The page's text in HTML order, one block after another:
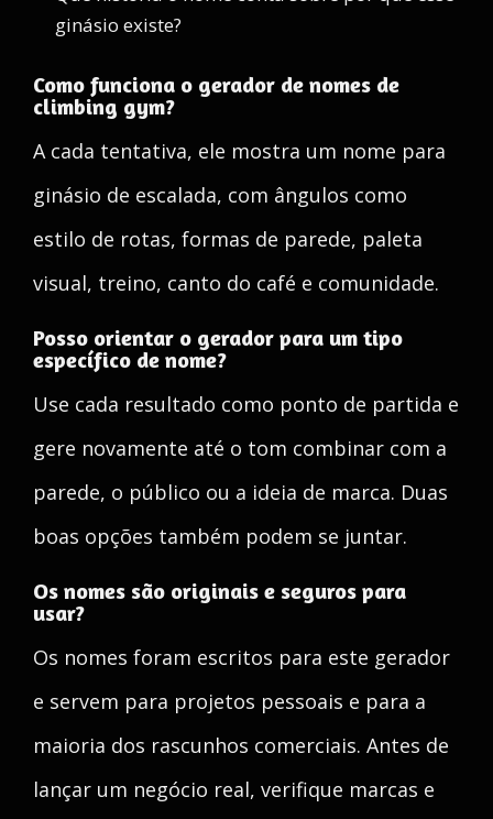
ginásio existe?
Como funciona o gerador de nomes de
climbing gym?
A cada tentativa, ele mostra um nome para
ginásio de escalada, com ângulos como
estilo de rotas, formas de parede, paleta
visual, treino, canto do café e comunidade.
Posso orientar o gerador para um tipo
específico de nome?
Use cada resultado como ponto de partida e
gere novamente até o tom combinar com a
parede, o público ou a ideia de marca. Duas
boas opções também podem se juntar.
Os nomes são originais e seguros para
usar?
Os nomes foram escritos para este gerador
e servem para projetos pessoais e para a
maioria dos rascunhos comerciais. Antes de
lançar um negócio real, verifique marcas e